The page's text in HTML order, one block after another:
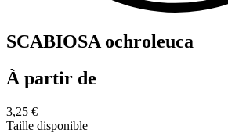
SCABIOSA ochroleuca
À partir de
3,25 €
Taille disponible